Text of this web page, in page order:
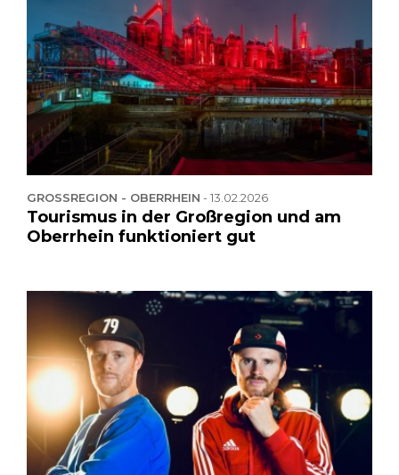
GROSSREGION - OBERRHEIN -13.02.2026
Tourismus in der Großregion und am
Oberrhein funktioniert gut